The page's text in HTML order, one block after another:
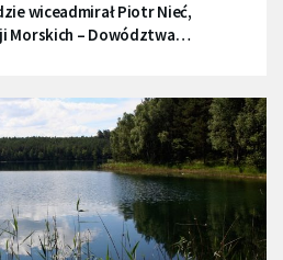
wiceadmirał Piotr Nieć,
Morskich – Dowództwa